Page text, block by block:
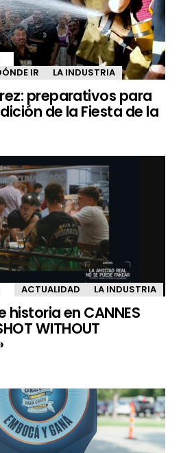
IR LA INDUSTRIA
preparativos para
de la Fiesta de la
ACTUALIDAD LA INDUSTRIA
historia en CANNES
WITHOUT